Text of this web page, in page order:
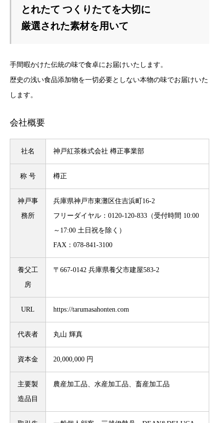
とれたて つくりたてを大切に
厳選された素材を用いて
手間暇かけた伝統の味で食卓にお届けいたします。
歴史の浅い食品添加物を一切必要としない本物の味でお届けいた
します。
会社概要
社名 神戸紅茶株式会社 樽正事業部
称 号 樽正
神戸事
務所
兵庫県神戸市東灘区住吉浜町16-2
フリーダイヤル：0120-120-833（受付時間 10:00
～17:00 土日祝を除く）
FAX：078-841-3100
養父工
房
〒667-0142 兵庫県養父市建屋583-2
URL https://tarumasahonten.com
代表者 丸山 輝真
資本金 20,000,000 円
主要製
造品目
農産加工品、水産加工品、畜産加工品